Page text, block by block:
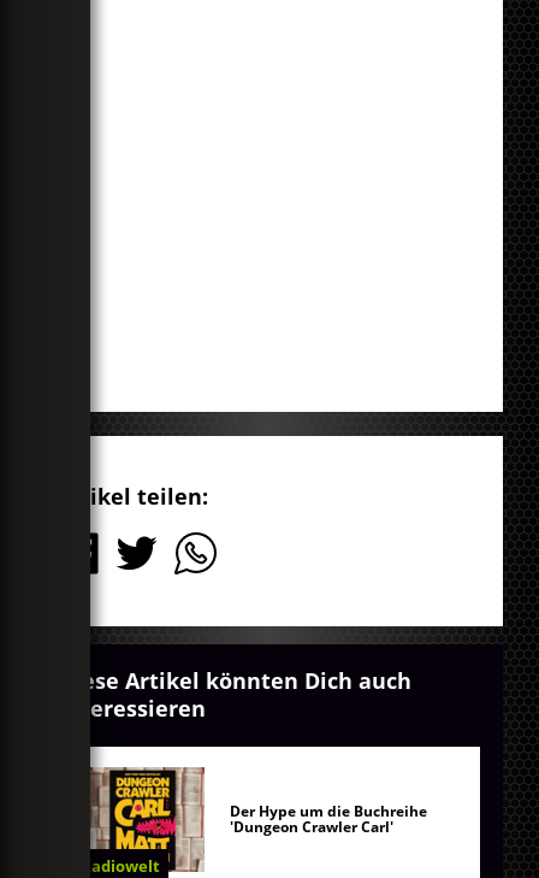
Artikel teilen:
Diese Artikel könnten Dich auch
interessieren
Radiowelt
Der Hype um die Buchreihe
'Dungeon Crawler Carl'